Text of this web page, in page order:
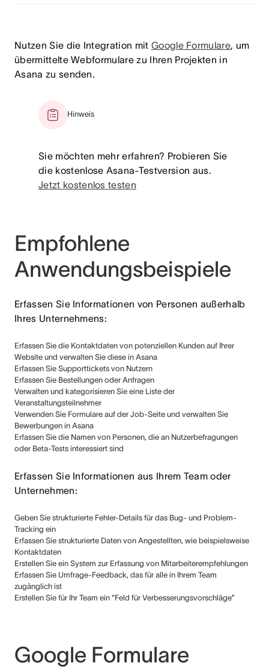
Nutzen Sie die Integration mit Google Formulare, um
übermittelte Webformulare zu Ihren Projekten in
Asana zu senden.
Hinweis
Sie möchten mehr erfahren? Probieren Sie
die kostenlose Asana-Testversion aus.
Jetzt kostenlos testen
Empfohlene
Anwendungsbeispiele
Erfassen Sie Informationen von Personen außerhalb
Ihres Unternehmens:
Erfassen Sie die Kontaktdaten von potenziellen Kunden auf Ihrer
Website und verwalten Sie diese in Asana
Erfassen Sie Supporttickets von Nutzern
Erfassen Sie Bestellungen oder Anfragen
Verwalten und kategorisieren Sie eine Liste der
Veranstaltungsteilnehmer
Verwenden Sie Formulare auf der Job-Seite und verwalten Sie
Bewerbungen in Asana
Erfassen Sie die Namen von Personen, die an Nutzerbefragungen
oder Beta-Tests interessiert sind
Erfassen Sie Informationen aus Ihrem Team oder
Unternehmen:
Geben Sie strukturierte Fehler-Details für das Bug- und Problem-
Tracking ein
Erfassen Sie strukturierte Daten von Angestellten, wie beispielsweise
Kontaktdaten
Erstellen Sie ein System zur Erfassung von Mitarbeiterempfehlungen
Erfassen Sie Umfrage-Feedback, das für alle in Ihrem Team
zugänglich ist
Erstellen Sie für Ihr Team ein “Feld für Verbesserungsvorschläge”
Google Formulare